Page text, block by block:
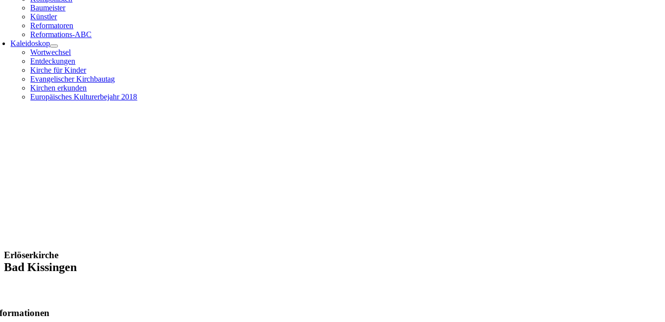
Baumeister
Künstler
Reformatoren
Reformations-ABC
Kaleidoskop
Wortwechsel
Entdeckungen
Kirche für Kinder
Evangelischer Kirchbautag
Kirchen erkunden
Europäisches Kulturerbejahr 2018
Erlöserkirche
Bad Kissingen